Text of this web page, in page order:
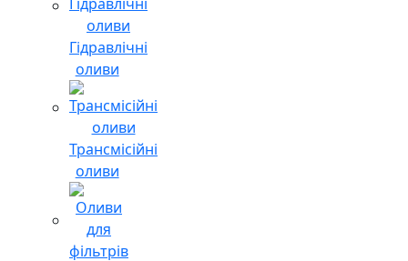
Гідравлічні
оливи
Трансмісійні
оливи